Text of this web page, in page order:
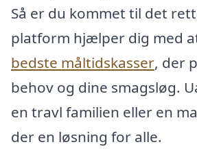
Så er du kommet til det
platform hjælper dig med
bedste måltidskasser, der
behov og dine smagsløg.
en travl familien eller en
der en løsning for alle.